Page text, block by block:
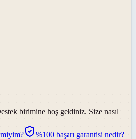
birimine hoş geldiniz. Size nasıl
%100 başarı garantisi nedir?